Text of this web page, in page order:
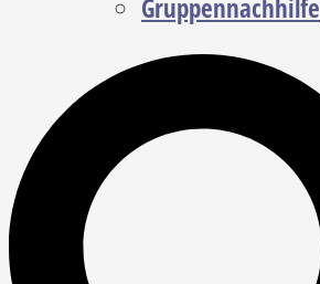
Gruppennachhilfe